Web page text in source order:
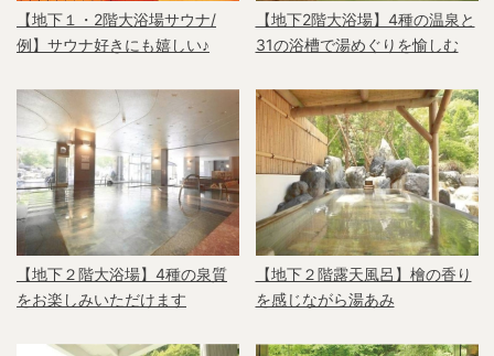
【地下１・2階大浴場サウナ/
例】サウナ好きにも嬉しい♪
【地下2階大浴場】4種の温泉と
31の浴槽で湯めぐりを愉しむ
【地下２階大浴場】4種の泉質
をお楽しみいただけます
【地下２階露天風呂】檜の香り
を感じながら湯あみ